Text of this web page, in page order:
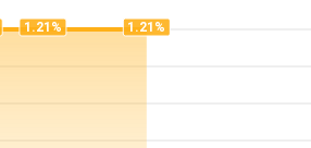
1.21% 1.21%